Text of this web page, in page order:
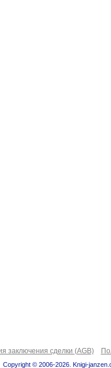
заключения сделки (AGB)
Copyright © 2006-2026. Knigi-